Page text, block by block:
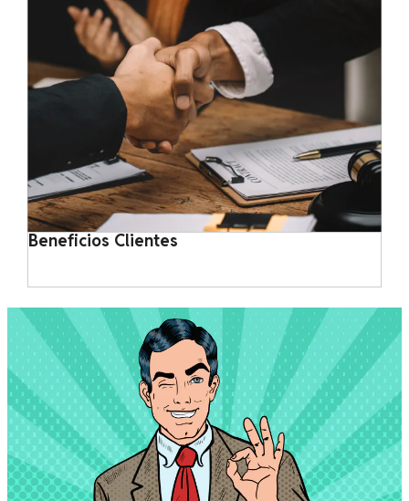
Beneficios Clientes